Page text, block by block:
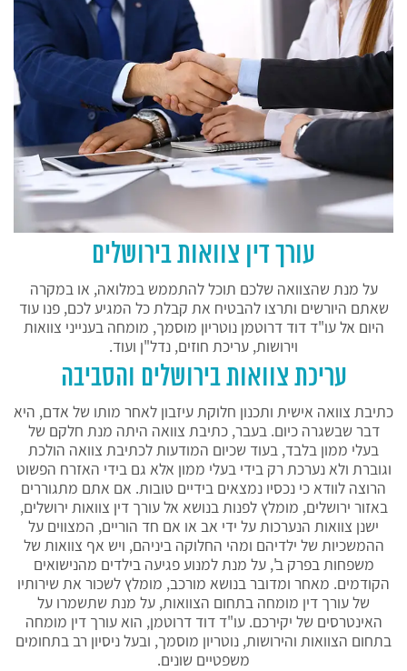
עורך דין צוואות בירושלים
על מנת שהצוואה שלכם תוכל להתממש במלואה, או במקרה
שאתם היורשים ותרצו להבטיח את קבלת כל המגיע לכם, פנו עוד
היום אל עו"ד דוד דרוטמן נוטריון מוסמך, מומחה בענייני צוואות
וירושות, עריכת חוזים, נדל"ן ועוד.
עריכת צוואות בירושלים והסביבה
כתיבת צוואה אישית ותכנון חלוקת עיזבון לאחר מותו של אדם, היא
דבר שבשגרה כיום. בעבר, כתיבת צוואה היתה מנת חלקם של
בעלי ממון בלבד, בעוד שכיום המודעות לכתיבת צוואה הולכת
וגוברת ולא נערכת רק בידי בעלי ממון אלא גם בידי האזרח הפשוט
הרוצה לוודא כי נכסיו נמצאים בידיים טובות. אם אתם מתגוררים
באזור ירושלים, מומלץ לפנות בנושא אל עורך דין צוואות ירושלים,
ישנן צוואות הנערכות על ידי אב או אם חד הוריים, המצווים על
ההמשכיות של ילדיהם ומהי החלוקה ביניהם, ויש אף צוואות של
משפחות בפרק ב', על מנת למנוע פגיעה בילדים מהנישואים
הקודמים. מאחר ומדובר בנושא מורכב, מומלץ לשכור את שירותיו
של עורך דין מומחה בתחום הצוואות, על מנת שתשמרו על
האינטרסים של יקירכם. עו"ד דוד דרוטמן, הוא עורך דין מומחה
בתחום הצוואות והירושות, נוטריון מוסמך, ובעל ניסיון רב בתחומים
משפטיים שונים.